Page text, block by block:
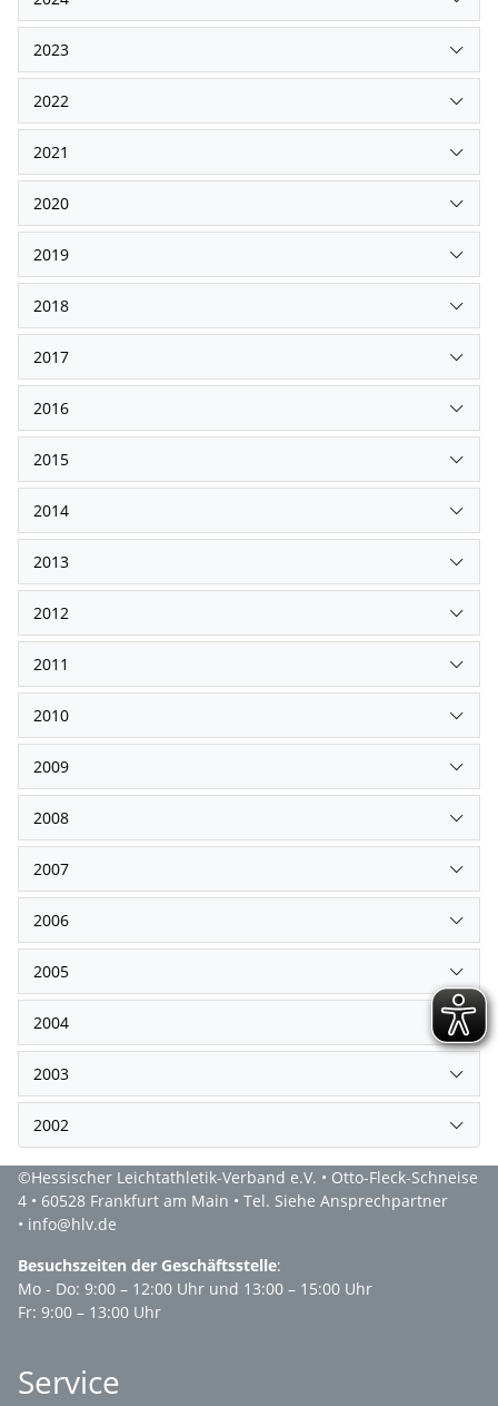
2023
2022
2021
2020
2019
2018
2017
2016
2015
2014
2013
2012
2011
2010
2009
2008
2007
2006
2005
2004
2003
2002
©Hessischer Leichtathletik-Verband e.V. • Otto-Fleck-Schneise
4 • 60528 Frankfurt am Main • Tel. Siehe Ansprechpartner
• info@hlv.de
Besuchszeiten der Geschäftsstelle:
Mo - Do: 9:00 – 12:00 Uhr und 13:00 – 15:00 Uhr
Fr: 9:00 – 13:00 Uhr
Service